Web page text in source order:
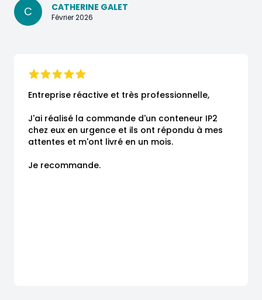
C CATHERINE GALET
Février 2026
Entreprise réactive et très professionnelle,
J'ai réalisé la commande d'un conteneur IP2
chez eux en urgence et ils ont répondu à mes
attentes et m'ont livré en un mois.
Je recommande.